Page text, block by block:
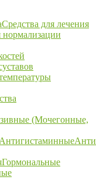
Средства для лечения
нормализации
(Мочегонные,
Антигистаминные
Гормональные